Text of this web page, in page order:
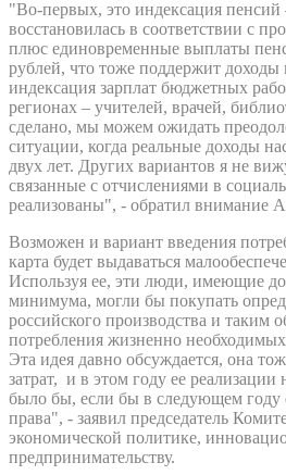
"Во-первых, это индексация пенсий
восстановилась в соответствии с
плюс единовременные выплаты
рублей, что тоже поддержит
индексация зарплат бюджетных
регионах – учителей, врачей,
сделано, мы можем ожидать
ситуации, когда реальные доходы
двух лет. Других вариантов я не
связанные с отчислениями в
реализованы", - обратил внимание
Возможен и вариант введения
карта будет выдаваться
Используя ее, эти люди, имеющие
минимума, могли бы покупать
российского производства и таким
потребления жизненно
Эта идея давно обсуждается, она
затрат, и в этом году ее реализации
было бы, если бы в следующем году
права", - заявил председатель
экономической политике,
предпринимательству.